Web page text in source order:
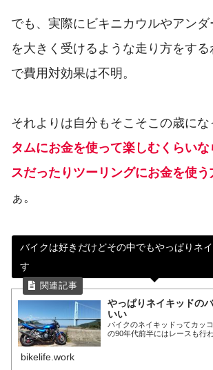
でも、実際にビキニカウルやアン
を大きく受けるような走り方をす
で費用対効果は不明。
それよりは自分もそこそこの歳にな
タムにお金を使って楽しむくらい
スだったりツーリングにお金を使
ぁ。
バイクは好きだけどその中でもやっぱりネ
す
やっぱりネイキッドの
いい
バイクのネイキッドってカッ
の90年代前半にはレースも行
bikelife.work